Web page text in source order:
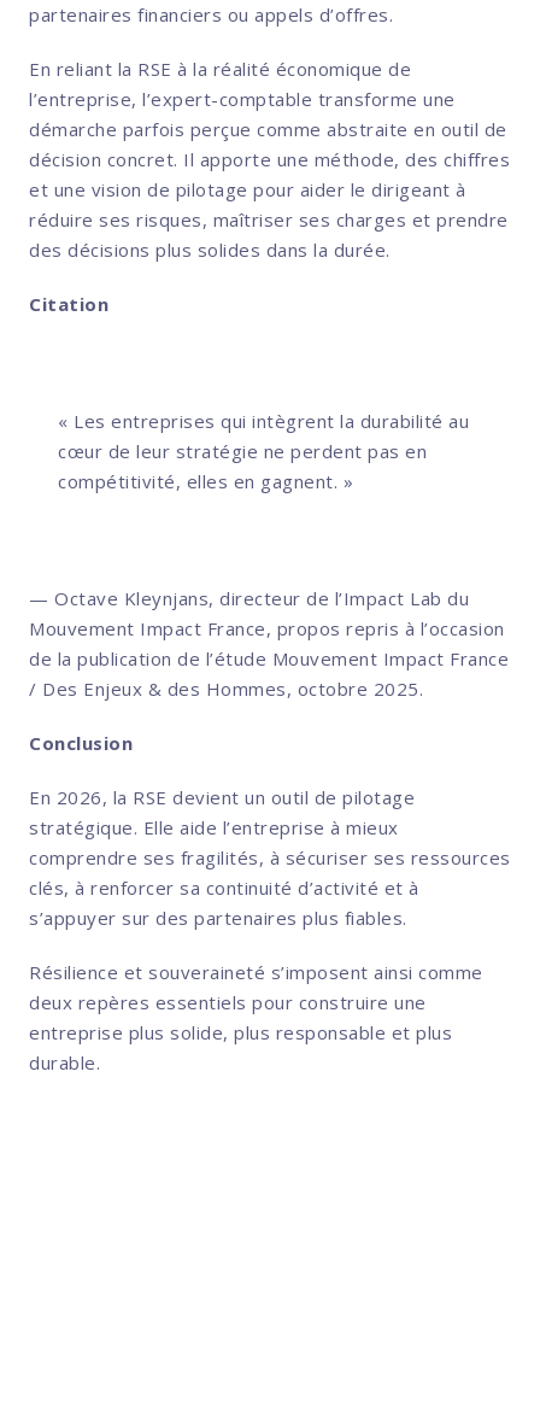
partenaires financiers ou appels d’offres.
En reliant la RSE à la réalité économique de
l’entreprise, l’expert-comptable transforme une
démarche parfois perçue comme abstraite en outil de
décision concret. Il apporte une méthode, des chiffres
et une vision de pilotage pour aider le dirigeant à
réduire ses risques, maîtriser ses charges et prendre
des décisions plus solides dans la durée.
Citation
« Les entreprises qui intègrent la durabilité au
cœur de leur stratégie ne perdent pas en
compétitivité, elles en gagnent. »
— Octave Kleynjans, directeur de l’Impact Lab du
Mouvement Impact France, propos repris à l’occasion
de la publication de l’étude Mouvement Impact France
/ Des Enjeux & des Hommes, octobre 2025.
Conclusion
En 2026, la RSE devient un outil de pilotage
stratégique. Elle aide l’entreprise à mieux
comprendre ses fragilités, à sécuriser ses ressources
clés, à renforcer sa continuité d’activité et à
s’appuyer sur des partenaires plus fiables.
Résilience et souveraineté s’imposent ainsi comme
deux repères essentiels pour construire une
entreprise plus solide, plus responsable et plus
durable.